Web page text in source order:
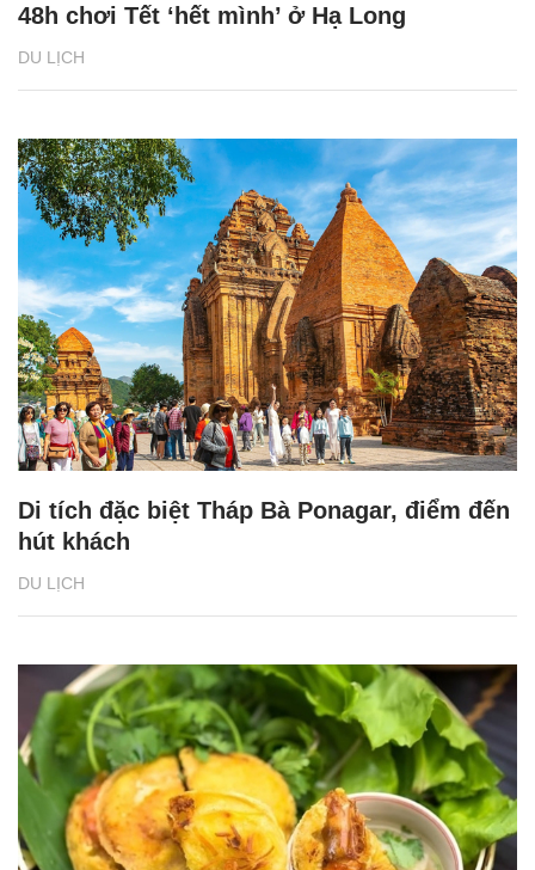
DU LỊCH
48h chơi Tết ‘hết mình’ ở Hạ Long
DU LỊCH
Di tích đặc biệt Tháp Bà Ponagar, điểm đến
hút khách